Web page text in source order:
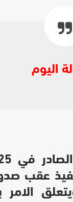
اليوم
عقب
الرسمية رقم